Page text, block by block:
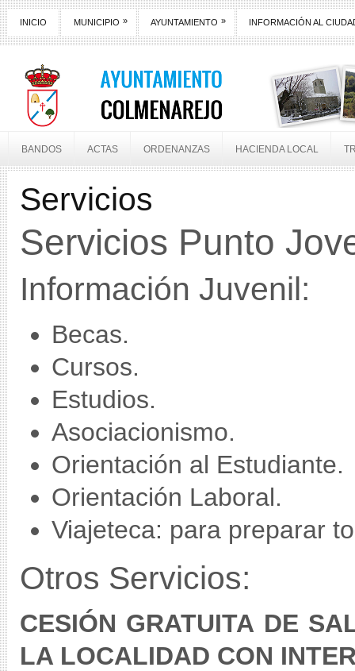
INICIO MUNICIPIO » AYUNTAMIENTO » INFORMACIÓN AL
BANDOS ACTAS ORDENANZAS HACIENDA LOCAL
Servicios
Servicios Punto
Información Juvenil:
Becas.
Cursos.
Estudios.
Asociacionismo.
Orientación al Estudiante.
Orientación Laboral.
Viajeteca: para preparar
Otros Servicios:
CESIÓN GRATUITA DE
LA LOCALIDAD CON